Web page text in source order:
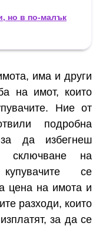
но в по-малък
има и други
на имот, които
Ние от
подробна
да избегнеш
сключване на
се
цена на имота и
разходи, които
за да се